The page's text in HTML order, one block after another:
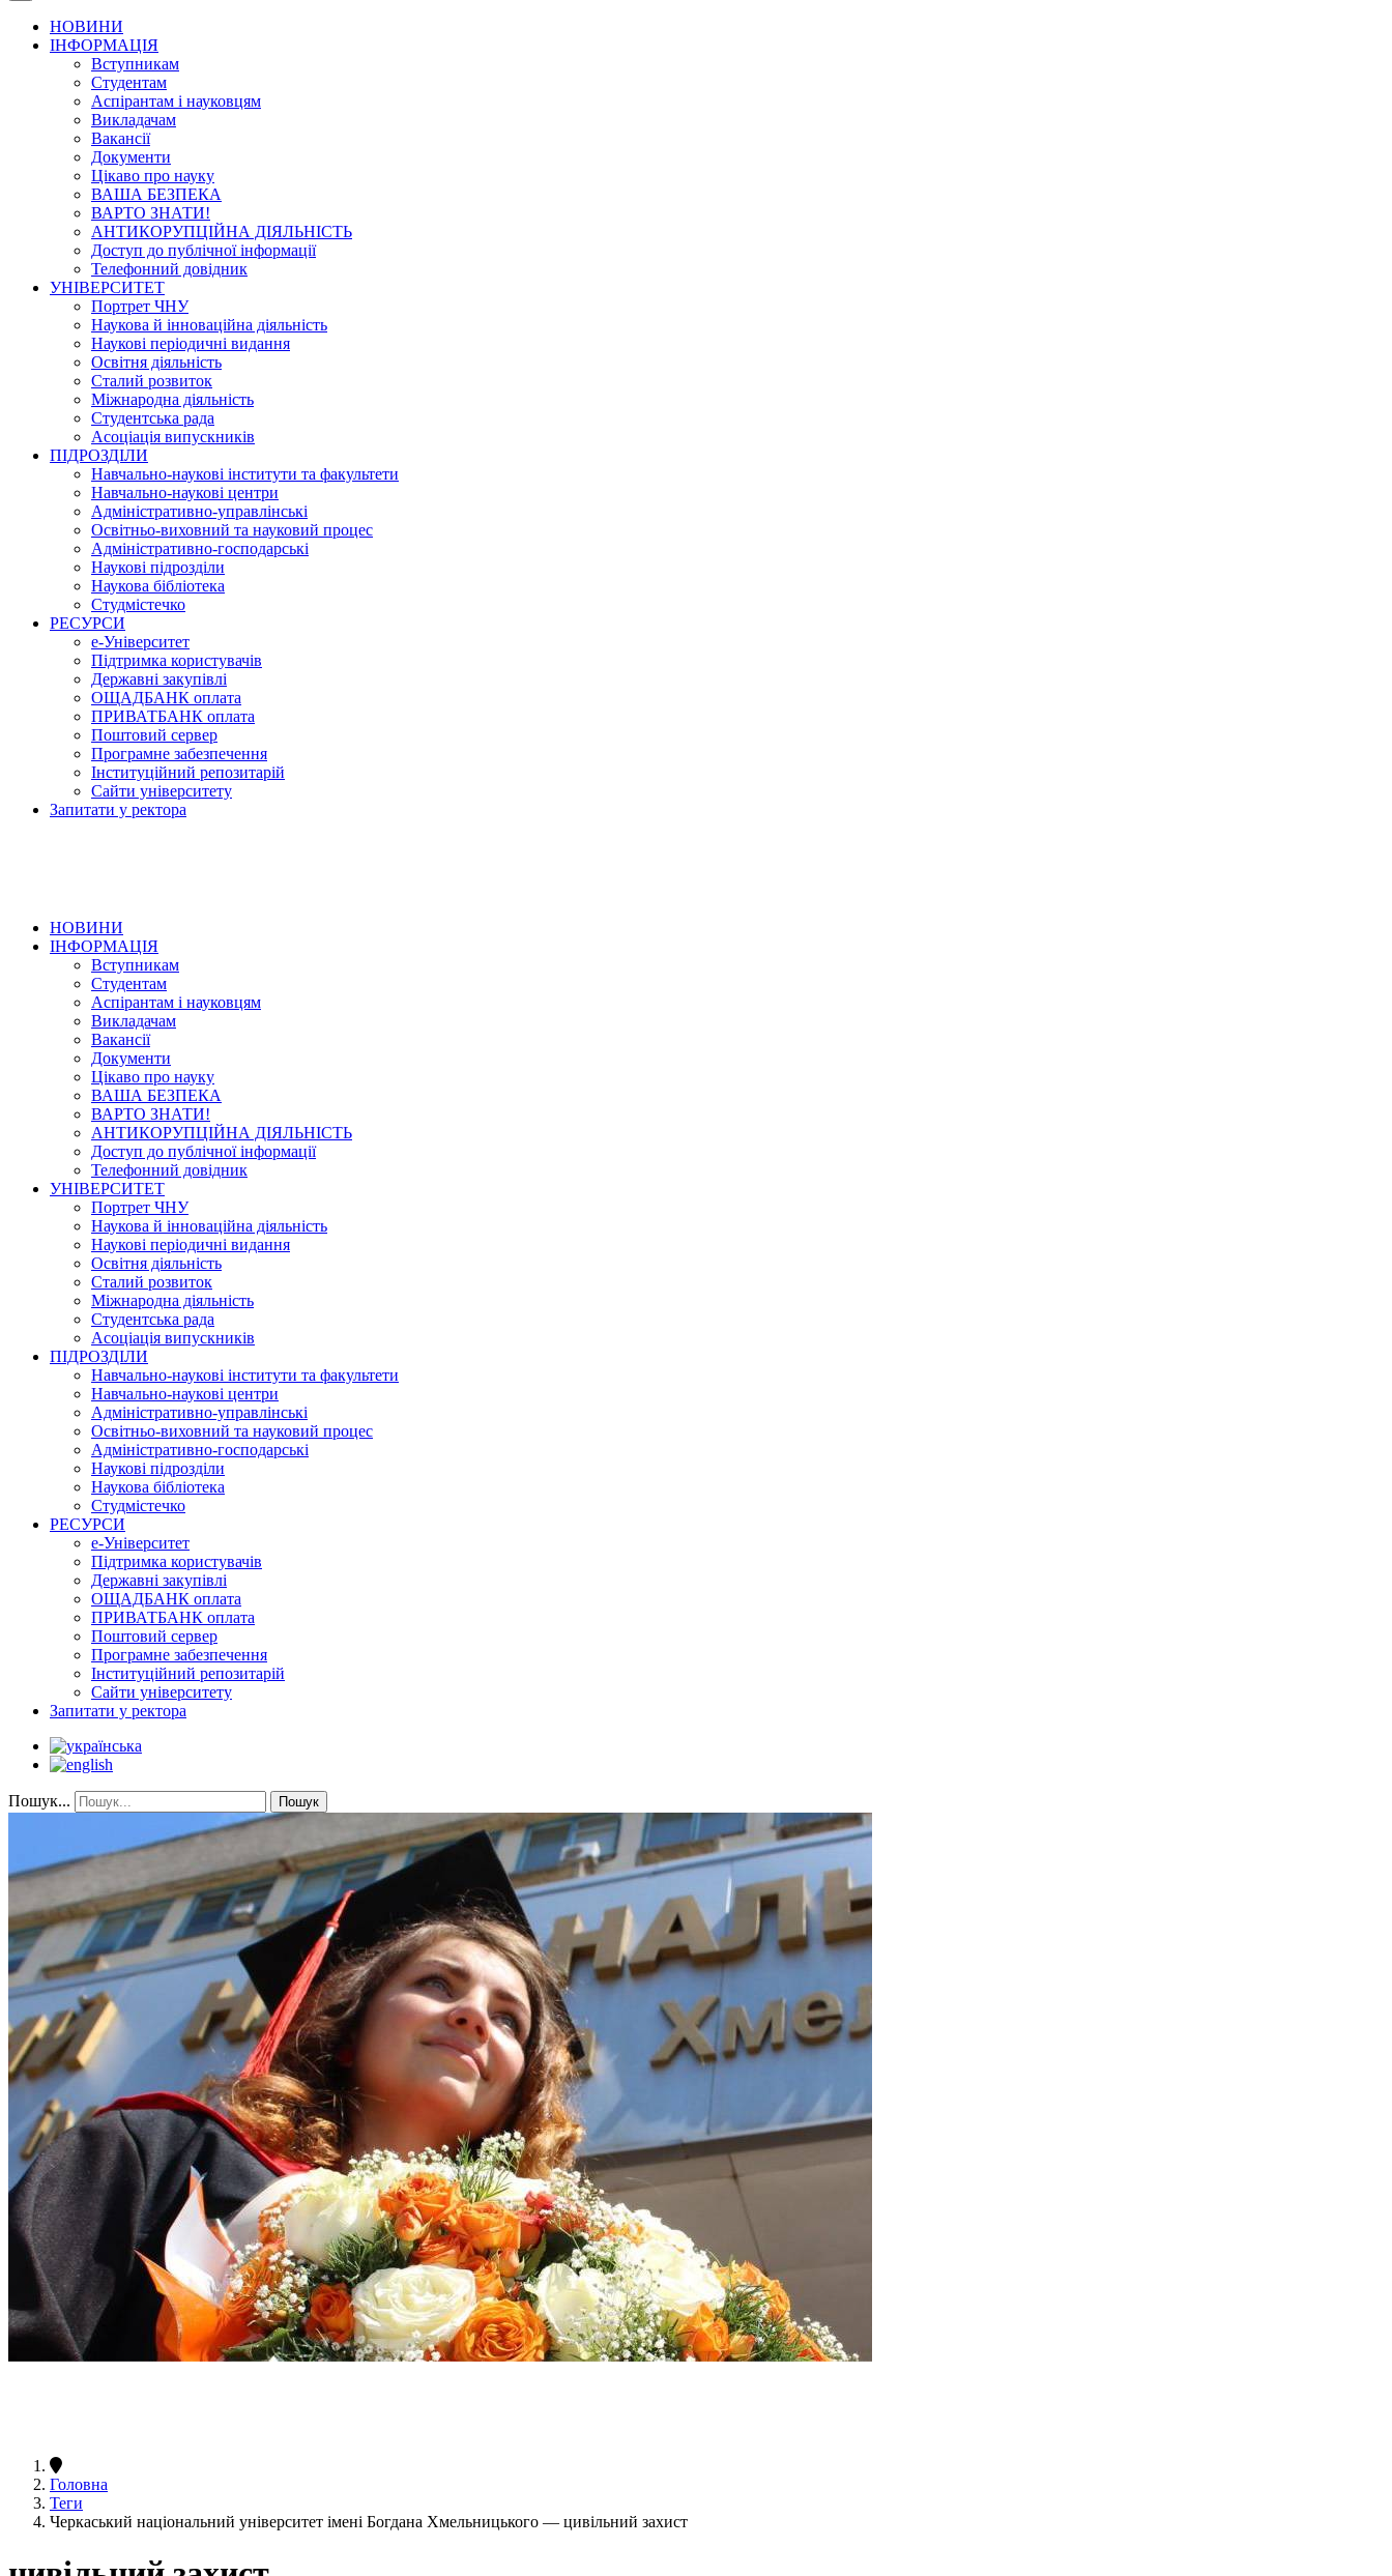
НОВИНИ
ІНФОРМАЦІЯ
Вступникам
Студентам
Аспірантам і науковцям
Викладачам
Вакансії
Документи
Цікаво про науку
ВАША БЕЗПЕКА
ВАРТО ЗНАТИ!
АНТИКОРУПЦІЙНА ДІЯЛЬНІСТЬ
Доступ до публічної інформації
Телефонний довідник
УНІВЕРСИТЕТ
Портрет ЧНУ
Наукова й інноваційна діяльність
Наукові періодичні видання
Освітня діяльність
Сталий розвиток
Міжнародна діяльність
Студентська рада
Асоціація випускників
ПІДРОЗДІЛИ
Навчально-наукові інститути та факультети
Навчально-наукові центри
Адміністративно-управлінські
Освітньо-виховний та науковий процес
Адміністративно-господарські
Наукові підрозділи
Наукова бібліотека
Студмістечко
РЕСУРСИ
е-Університет
Підтримка користувачів
Державні закупівлі
ОЩАДБАНК оплата
ПРИВАТБАНК оплата
Поштовий сервер
Програмне забезпечення
Інституційний репозитарій
Сайти університету
Запитати у ректора
НОВИНИ
ІНФОРМАЦІЯ
Вступникам
Студентам
Аспірантам і науковцям
Викладачам
Вакансії
Документи
Цікаво про науку
ВАША БЕЗПЕКА
ВАРТО ЗНАТИ!
АНТИКОРУПЦІЙНА ДІЯЛЬНІСТЬ
Доступ до публічної інформації
Телефонний довідник
УНІВЕРСИТЕТ
Портрет ЧНУ
Наукова й інноваційна діяльність
Наукові періодичні видання
Освітня діяльність
Сталий розвиток
Міжнародна діяльність
Студентська рада
Асоціація випускників
ПІДРОЗДІЛИ
Навчально-наукові інститути та факультети
Навчально-наукові центри
Адміністративно-управлінські
Освітньо-виховний та науковий процес
Адміністративно-господарські
Наукові підрозділи
Наукова бібліотека
Студмістечко
РЕСУРСИ
е-Університет
Підтримка користувачів
Державні закупівлі
ОЩАДБАНК оплата
ПРИВАТБАНК оплата
Поштовий сервер
Програмне забезпечення
Інституційний репозитарій
Сайти університету
Запитати у ректора
Пошук... Пошук
Головна
Теги
Черкаський національний університет імені Богдана Хмельницького — цивільний захист